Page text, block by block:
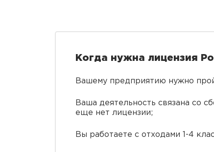
Когда нужна лицензия
Вашему предприятию нужно
Ваша деятельность связана со
еще нет лицензии;
Вы работаете с отходами 1-4